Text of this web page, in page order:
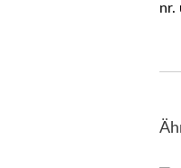
nr.